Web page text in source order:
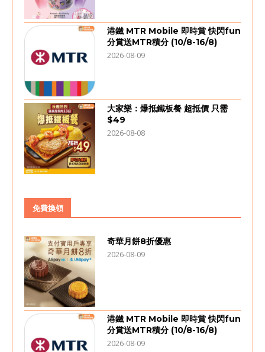
港鐵 MTR Mobile 即時賞 快閃fun
分賞送MTR積分 (10/8-16/8)
2026-08-09
大家樂：爆抵鐵板餐 超抵價 只需
$49
2026-08-08
免費換領
奇華月餅8折優惠
2026-08-09
港鐵 MTR Mobile 即時賞 快閃fun
分賞送MTR積分 (10/8-16/8)
2026-08-09